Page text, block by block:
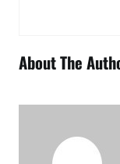
About The